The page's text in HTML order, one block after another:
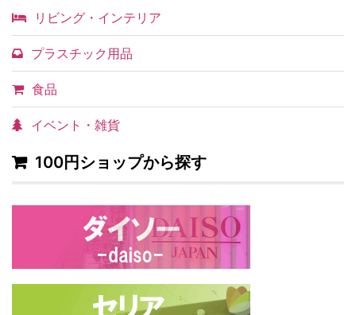
リビング・インテリア
プラスチック用品
食品
イベント・雑貨
100円ショップから探す